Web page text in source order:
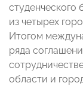
студенческого
из четырех
Итогом
ряда
области и